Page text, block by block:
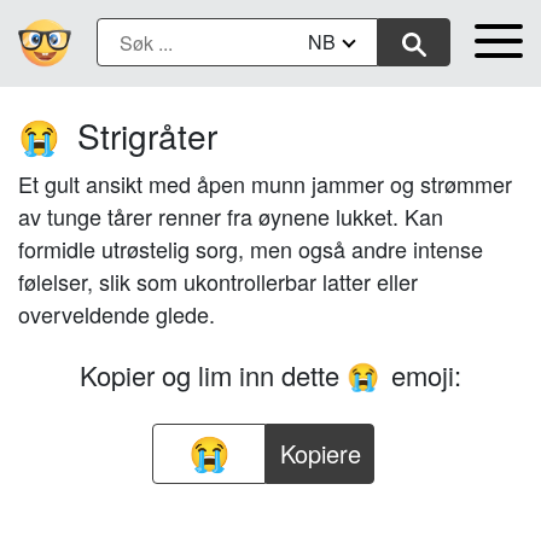
NB
😭 Strigråter
Et gult ansikt med åpen munn jammer og strømmer
av tunge tårer renner fra øynene lukket. Kan
formidle utrøstelig sorg, men også andre intense
følelser, slik som ukontrollerbar latter eller
overveldende glede.
Kopier og lim inn dette 😭 emoji:
Kopiere